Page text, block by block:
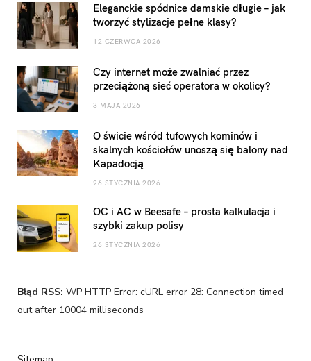
Eleganckie spódnice damskie długie – jak
tworzyć stylizacje pełne klasy?
12 CZERWCA 2026
Czy internet może zwalniać przez
przeciążoną sieć operatora w okolicy?
3 MAJA 2026
O świcie wśród tufowych kominów i
skalnych kościołów unoszą się balony nad
Kapadocją
26 STYCZNIA 2026
OC i AC w Beesafe – prosta kalkulacja i
szybki zakup polisy
26 STYCZNIA 2026
Błąd RSS: WP HTTP Error: cURL error 28: Connection timed
out after 10004 milliseconds